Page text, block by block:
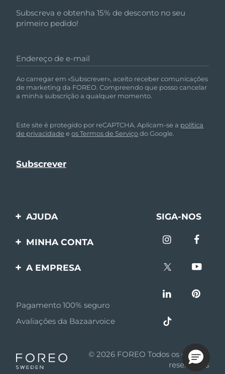
Subscreva e obtenha 15% de desconto no seu
primeiro pedido!
Endereço de e-mail
Ao carregar em «Subscrever», aceito receber comunicações
de marketing da FOREO. Compreendo que posso cancelar
a minha subscrição a qualquer momento.
Este site é protegido por reCAPTCHA. Aplicam-se a política
de privacidade eos Termos de Serviçodo Google.
AJUDA
Entre em contato
SIGA-NOS
MINHA CONTA
Registro de produto
A EMPRESA
Afiliados
Notícias de afiliados
Parceiro minoritário
Pagamento 100% seguro
Avaliações da Bazaarvoice
© 2026 FOREO Todos os direitos
reservados